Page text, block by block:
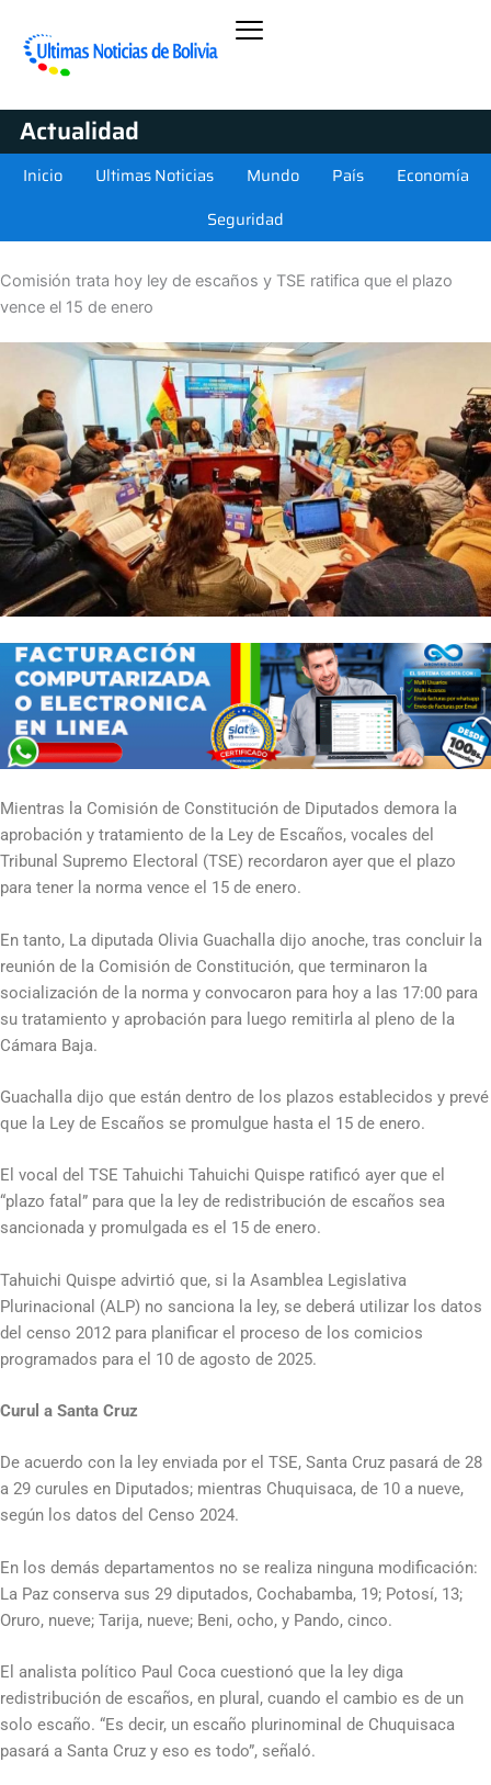
Actualidad
Inicio Ultimas Noticias Mundo País
Economía
Seguridad
Comisión trata hoy ley de escaños y TSE ratifica que el plazo
vence el 15 de enero
Mientras la Comisión de Constitución de Diputados demora la
aprobación y tratamiento de la Ley de Escaños, vocales del
Tribunal Supremo Electoral (TSE) recordaron ayer que el plazo
para tener la norma vence el 15 de enero.
En tanto, La diputada Olivia Guachalla dijo anoche, tras concluir la
reunión de la Comisión de Constitución, que terminaron la
socialización de la norma y convocaron para hoy a las 17:00 para
su tratamiento y aprobación para luego remitirla al pleno de la
Cámara Baja.
Guachalla dijo que están dentro de los plazos establecidos y prevé
que la Ley de Escaños se promulgue hasta el 15 de enero.
El vocal del TSE Tahuichi Tahuichi Quispe ratificó ayer que el
“plazo fatal” para que la ley de redistribución de escaños sea
sancionada y promulgada es el 15 de enero.
Tahuichi Quispe advirtió que, si la Asamblea Legislativa
Plurinacional (ALP) no sanciona la ley, se deberá utilizar los datos
del censo 2012 para planificar el proceso de los comicios
programados para el 10 de agosto de 2025.
Curul a Santa Cruz
De acuerdo con la ley enviada por el TSE, Santa Cruz pasará de 28
a 29 curules en Diputados; mientras Chuquisaca, de 10 a nueve,
según los datos del Censo 2024.
En los demás departamentos no se realiza ninguna modificación:
La Paz conserva sus 29 diputados, Cochabamba, 19; Potosí, 13;
Oruro, nueve; Tarija, nueve; Beni, ocho, y Pando, cinco.
El analista político Paul Coca cuestionó que la ley diga
redistribución de escaños, en plural, cuando el cambio es de un
solo escaño. “Es decir, un escaño plurinominal de Chuquisaca
pasará a Santa Cruz y eso es todo”, señaló.